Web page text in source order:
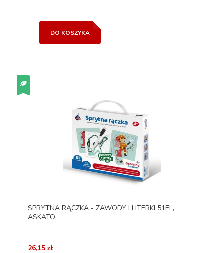
DO KOSZYKA
SPRYTNA RĄCZKA - ZAWODY I LITERKI 51EL,
ASKATO
26,15 zł